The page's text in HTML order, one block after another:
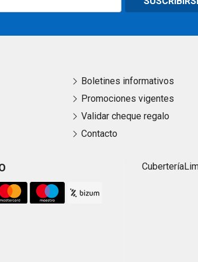
Boletines informativos
Promociones vigentes
Validar cheque regalo
Contacto
Cubertería